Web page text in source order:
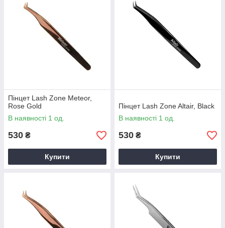
Пінцет Lash Zone Meteor,
Rose Gold
В наявності 1 од.
530 ₴
Купити
Пінцет Lash Zone Altair, Black
В наявності 1 од.
530 ₴
Купити